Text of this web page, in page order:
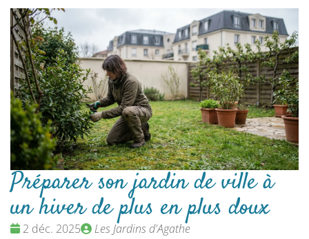
Préparer son jardin de ville à
un hiver de plus en plus doux
Date
2 déc. 2025
Publié
Les Jardins d'Agathe